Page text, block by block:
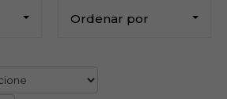
Ordenar por